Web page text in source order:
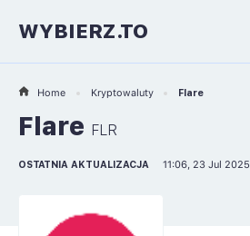
WYBIERZ.TO
Home Kryptowaluty Flare
Flare FLR
OSTATNIA AKTUALIZACJA 11:06, 23 Jul 2025